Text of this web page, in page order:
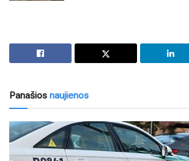
Panašios naujienos